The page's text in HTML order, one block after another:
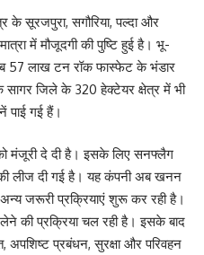
के सूरजपुरा, सगौरिया, पल्दा और
में मौजूदगी की पुष्टि हुई है। भू-
57 लाख टन रॉक फास्फेट के भंडार
सागर जिले के 320 हेक्टेयर क्षेत्र में भी
पाई गई हैं।
मंजूरी दे दी है। इसके लिए सनफ्लैग
लीज दी गई है। यह कंपनी अब खनन
जरूरी प्रक्रियाएं शुरू कर रही है।
की प्रक्रिया चल रही है। इसके बाद
अपशिष्ट प्रबंधन, सुरक्षा और परिवहन